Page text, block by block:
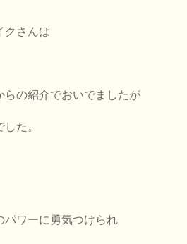
さんは
らの紹介でおいでましたが
た。
パワーに勇気つけられ